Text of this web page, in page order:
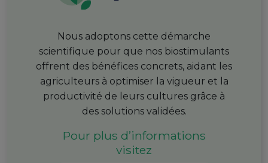
Nous adoptons cette démarche
scientifique pour que nos biostimulants
offrent des bénéfices concrets, aidant les
agriculteurs à optimiser la vigueur et la
productivité de leurs cultures grâce à
des solutions validées.
Pour plus d’informations
visitez